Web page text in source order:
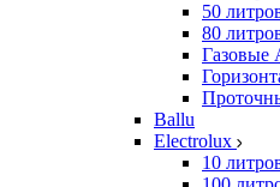
50
80
Газовые
Ballu
Electrolux
10